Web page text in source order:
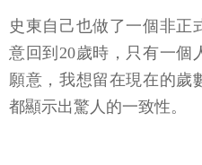
願意，我想留在現在的歲
都顯示出驚人的一致性。